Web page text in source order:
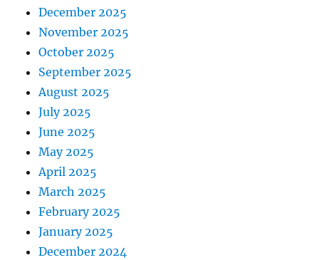
December 2025
November 2025
October 2025
September 2025
August 2025
July 2025
June 2025
May 2025
April 2025
March 2025
February 2025
January 2025
December 2024